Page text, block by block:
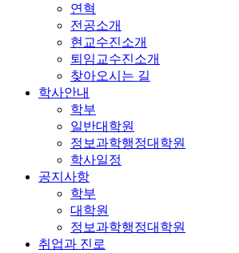
연혁
전공소개
현교수진소개
퇴임교수진소개
찾아오시는 길
학사안내
학부
일반대학원
정보과학행정대학원
학사일정
공지사항
학부
대학원
정보과학행정대학원
취업과 진로